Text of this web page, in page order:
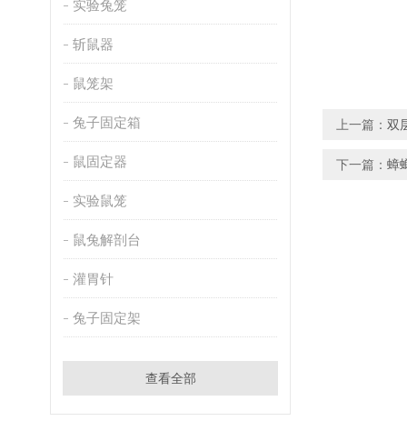
实验兔笼
斩鼠器
鼠笼架
兔子固定箱
鼠固定器
实验鼠笼
鼠兔解剖台
灌胃针
兔子固定架
查看全部
上一篇： 双
下一篇： 蟑